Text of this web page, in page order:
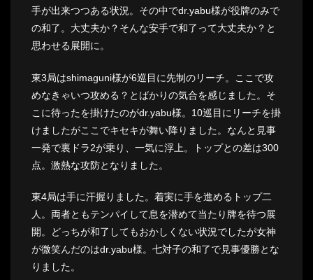
手が出来つつある状況。その中でdr.yabu様が役牌のみで
の和了。大丈夫か？そんな安手で和了って大丈夫か？と
思わせる展開に。
東3局はshimaguni様が6巡目に先制のリーチ。ここで攻
めなきゃいつ攻める？とばかりの気合を感じました。そ
こに待ったを掛けたのがdr.yabu様。10巡目にリーチを掛
けましたがここでキセキが舞い降りました。なんと見事
一発で裏ドラ2が乗り、一気に浮上。トップとの差は300
点。激熱な攻防となりました。
東4局は手に汗握りました。着実に手を進めるトップ二
人。両者ともテンパイして息を潜めて当たり牌を待つ展
開。どっちが和了してもおかしくない状況でしたが女神
が微笑んだのはdr.yabu様。七対子の和了で見事優勝とな
りました。